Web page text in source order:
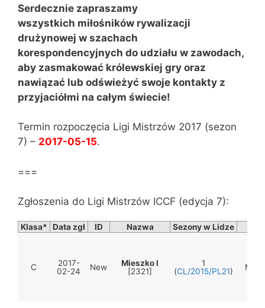
Serdecznie zapraszamy
wszystkich miłośników rywalizacji
drużynowej w szachach
korespondencyjnych do udziału w zawodach,
aby zasmakować królewskiej gry oraz
nawiązać lub odświeżyć swoje kontakty z
przyjaciółmi na całym świecie!
Termin rozpoczęcia Ligi Mistrzów 2017 (sezon
7) – 2017-05-15.
===
Zgłoszenia do Ligi Mistrzów ICCF (edycja 7):
Klasa* Data zgł ID Nazwa Sezony w Lidze
C
2017-
02-24
New
Mieszko I
[2321]
1
(CL/2015/PL21)